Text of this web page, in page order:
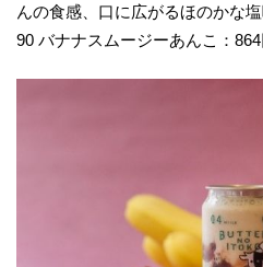
んの食感、口に広がるほのかな
90 バナナスムージーあんこ：